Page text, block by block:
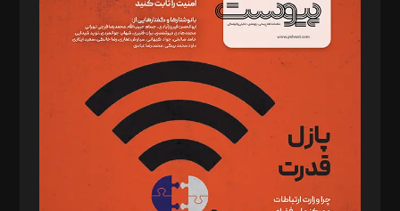
د‌بیر خدمت و تجارت: ابوالفضل رجبی
د‌بیر حقوق فناوری: حسام‌الدین ایپکچی
د‌بیر پیوست جهان: مینا پاکدل
د‌بیر تحریریه آنلاین: بابک نقاش
تحریریه‌: مجتبی محمود‌ی، آرش برهمند، یسنا امان‌پور، سروش کرمیان،
مصطفی مسجدی آرانی، ابوالفضل رجبی، زهرا فکرانه، فائزه فتحی
رستمی،مصطفی باستان
ویرایش: نگار استاد‌‌آقا